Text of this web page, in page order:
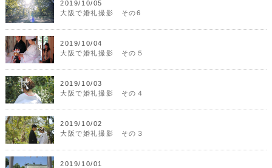
2019/10/05
大阪で婚礼撮影 その6
2019/10/04
大阪で婚礼撮影 その５
2019/10/03
大阪で婚礼撮影 その４
2019/10/02
大阪で婚礼撮影 その３
2019/10/01